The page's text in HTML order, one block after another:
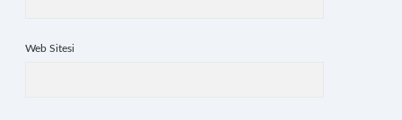
Web Sitesi